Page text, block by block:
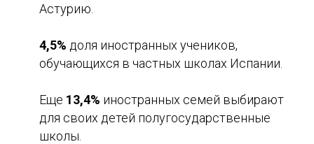
Астурию.
4,5% доля иностранных учеников,
обучающихся в частных школах Испании.
Еще 13,4% иностранных семей выбирают
для своих детей полугосударственные
школы.